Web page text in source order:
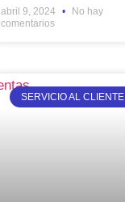
abril 9, 2024
No hay
comentarios
SERVICIO AL CLIENTE